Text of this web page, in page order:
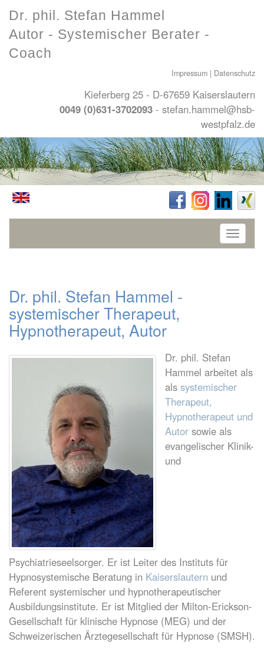
Dr. phil. Stefan Hammel
Autor - Systemischer Berater -
Coach
Impressum | Datenschutz
Kieferberg 25 - D-67659 Kaiserslautern
0049 (0)631-3702093 - stefan.hammel@hsb-
westpfalz.de
Toggle
Dr. phil. Stefan Hammel -
systemischer Therapeut,
Hypnotherapeut, Autor
Dr. phil. Stefan
Hammel arbeitet als
als systemischer
Therapeut,
Hypnotherapeut und
Autor sowie als
evangelischer Klinik-
und
Psychiatrieseelsorger. Er ist Leiter des Instituts für
Hypnosystemische Beratung in Kaiserslautern und
Referent systemischer und hypnotherapeutischer
Ausbildungsinstitute. Er ist Mitglied der Milton-Erickson-
Gesellschaft für klinische Hypnose (MEG) und der
Schweizerischen Ärztegesellschaft für Hypnose (SMSH).